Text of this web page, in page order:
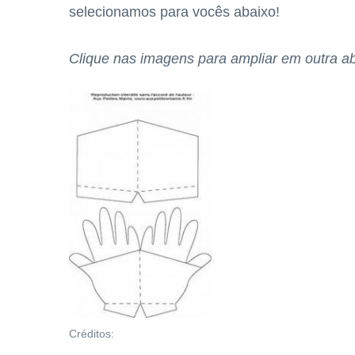
selecionamos para vocês abaixo!
Clique nas imagens para ampliar em outra
Créditos: